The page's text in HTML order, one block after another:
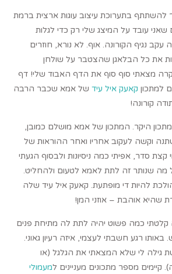
להשתתף בתערוכת עיצוב עוגות ארצית ברמת
שאני עובד על המיצג שלי רק כדי לגלות
נגיף הקורונה. אוף. לא נורא, חוזרים
את כל הבלאגן שהצטבר על שולחן
מצאתי סוף סוף את הדף האבוד שלי! דף
למתכון קאעק איל עיד של אמא שכבר הרבה
קורונה!
היקר. המתכון של אמא מושלם כמובן,
וקשה לעקוב אחריו ואחר ההוראות של
סדר, אפיתי כמה ניסיונות ולבסוף הגעתי
מה שנותר זה לתת לאמא לטעום ולהחליט.
להיות די מופתעת. קאעק איל עיד שלה
שהיא אוהבת – אוזני המן!
קלטתי כמה פשוט יהיה לתת לה מתיחת פנים
רגע חשבתי לעצמי, איזה רעיון גאוני.
גילה לי שלא המצאתי את הגלגל (או
מספר מתכונים מעניינים למעמולי